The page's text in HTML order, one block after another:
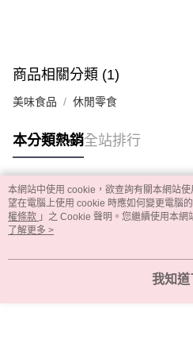
商品相關分類 (1)
美味食品 休閒零食
本分類熱銷全站排行
熱門標籤
本網站中使用 cookie，欲查詢有關本網站
望在電腦上使用 cookie 時應如何變更電腦
權條款 」之 Cookie 聲明。您繼續使用本
用條款之 Cookie 聲明使用 cookie。
了解更多 >
我知道